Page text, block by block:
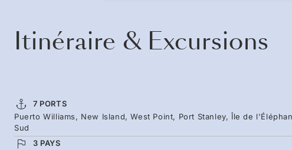
Itinéraire & Excursions
7 PORTS
Puerto Williams, New Island, West Point, Port Stanley, Île de
Sud
3 PAYS